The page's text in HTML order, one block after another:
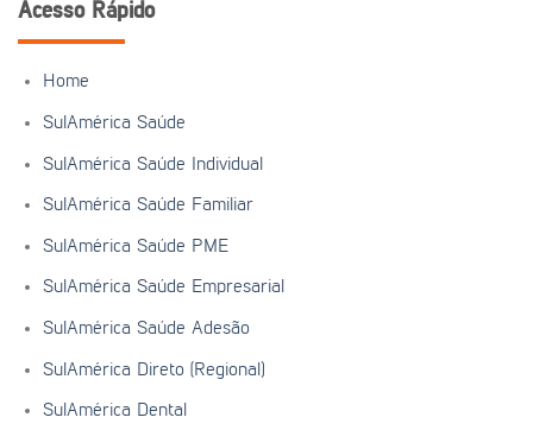
Acesso Rápido
Home
SulAmérica Saúde
SulAmérica Saúde Individual
SulAmérica Saúde Familiar
SulAmérica Saúde PME
SulAmérica Saúde Empresarial
SulAmérica Saúde Adesão
SulAmérica Direto (Regional)
SulAmérica Dental